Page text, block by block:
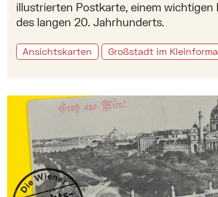
illustrierten Postkarte, einem wichtigen
des langen 20. Jahrhunderts.
Ansichtskarten Großstadt im
Mehr zu: Ansichtskarten als soziales